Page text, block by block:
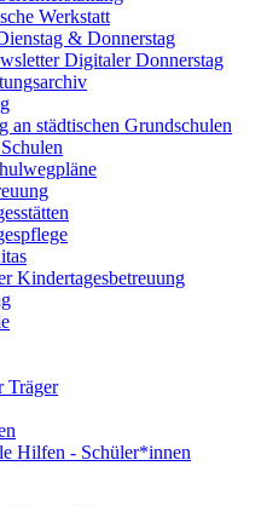
Werkstatt
& Donnerstag
Digitaler Donnerstag
an städtischen Grundschulen
Kindertagesbetreuung
Träger
Hilfen - Schüler*innen